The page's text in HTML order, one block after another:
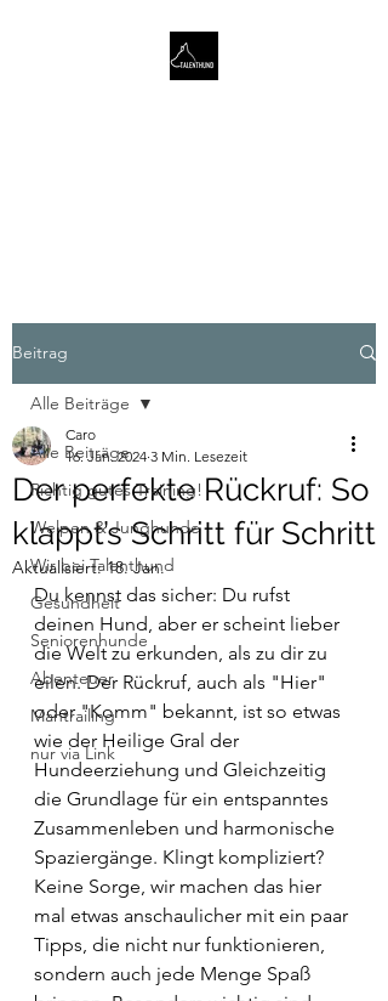
Beitrag
Alle Beiträge
Richtig gutes Training!
Welpen & Junghunde
Wir bei Talenthund
Gesundheit
Seniorenhunde
Abenteuer
Mantrailing
nur via Link
Alle Beiträge
Der perfekte Rückruf: So
klappt’s Schritt für Schritt
Caro
16. Jan. 2024 3 Min. Lesezeit
Aktualisiert:18. Jan.
Du kennst das sicher: Du rufst
deinen Hund, aber er scheint lieber
die Welt zu erkunden, als zu dir zu
eilen. Der Rückruf, auch als "Hier"
oder "Komm" bekannt, ist so etwas
wie der Heilige Gral der
Hundeerziehung und Gleichzeitig
die Grundlage für ein entspanntes
Zusammenleben und harmonische
Spaziergänge. Klingt kompliziert?
Keine Sorge, wir machen das hier
mal etwas anschaulicher mit ein paar
Tipps, die nicht nur funktionieren,
sondern auch jede Menge Spaß